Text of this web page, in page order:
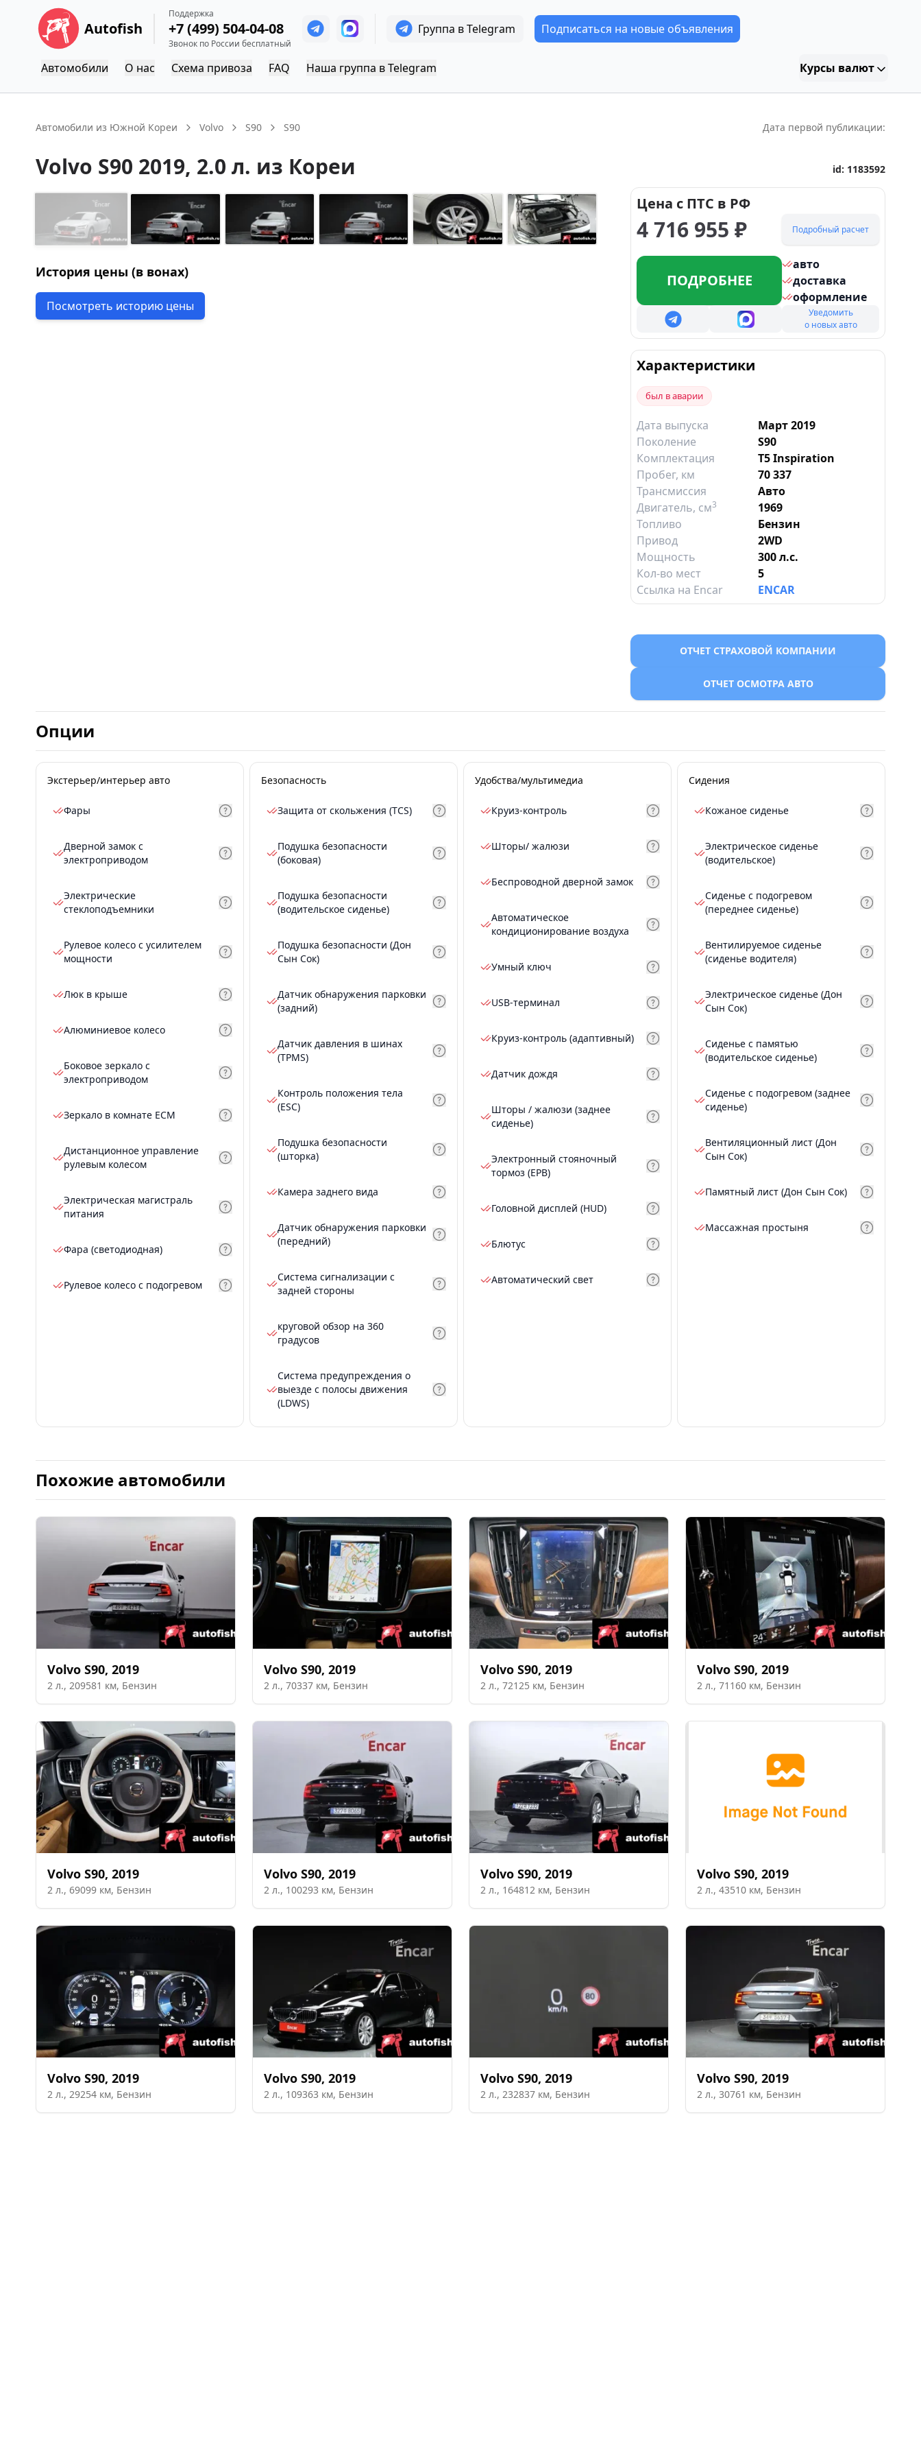
Autofish
Поддержка
+7 (499) 504-04-08
Звонок по России бесплатный
Группа в Telegram Подписаться на новые объявления
Автомобили О нас Схема привоза FAQ Наша группа в Telegram Курсы валют
Автомобили из Южной Кореи Volvo S90 S90 Дата первой публикации:
Volvo S90 2019, 2.0 л. из Кореи id: 1183592
История цены (в вонах)
Посмотреть историю цены
Цена с ПТС в РФ
4 716 955 ₽ Подробный расчет
ПОДРОБНЕЕ
авто
доставка
оформление
Уведомить
о новых авто
Характеристики
был в аварии
Дата выпуска
Март 2019
Поколение
S90
Комплектация
T5 Inspiration
Пробег, км
70 337
Трансмиссия
Авто
Двигатель, см3
1969
Топливо
Бензин
Привод
2WD
Мощность
300 л.с.
Кол-во мест
5
Ссылка на Encar
ENCAR
ОТЧЕТ СТРАХОВОЙ КОМПАНИИ
ОТЧЕТ ОСМОТРА АВТО
Опции
Экстерьер/интерьер авто
Фары
Дверной замок с
электроприводом
Электрические
стеклоподъемники
Рулевое колесо с усилителем
мощности
Люк в крыше
Алюминиевое колесо
Боковое зеркало с
электроприводом
Зеркало в комнате ECM
Дистанционное управление
рулевым колесом
Электрическая магистраль
питания
Фара (светодиодная)
Рулевое колесо с подогревом
Безопасность
Защита от скольжения (TCS)
Подушка безопасности
(боковая)
Подушка безопасности
(водительское сиденье)
Подушка безопасности (Дон
Сын Сок)
Датчик обнаружения парковки
(задний)
Датчик давления в шинах
(TPMS)
Контроль положения тела
(ESC)
Подушка безопасности
(шторка)
Камера заднего вида
Датчик обнаружения парковки
(передний)
Система сигнализации с
задней стороны
круговой обзор на 360
градусов
Система предупреждения о
выезде с полосы движения
(LDWS)
Удобства/мультимедиа
Круиз-контроль
Шторы/ жалюзи
Беспроводной дверной замок
Автоматическое
кондиционирование воздуха
Умный ключ
USB-терминал
Круиз-контроль (адаптивный)
Датчик дождя
Шторы / жалюзи (заднее
сиденье)
Электронный стояночный
тормоз (EPB)
Головной дисплей (HUD)
Блютус
Автоматический свет
Сидения
Кожаное сиденье
Электрическое сиденье
(водительское)
Сиденье с подогревом
(переднее сиденье)
Вентилируемое сиденье
(сиденье водителя)
Электрическое сиденье (Дон
Сын Сок)
Сиденье с памятью
(водительское сиденье)
Сиденье с подогревом (заднее
сиденье)
Вентиляционный лист (Дон
Сын Сок)
Памятный лист (Дон Сын Сок)
Массажная простыня
Похожие автомобили
Volvo S90, 2019
2 л., 209581 км, Бензин
Volvo S90, 2019
2 л., 70337 км, Бензин
Volvo S90, 2019
2 л., 72125 км, Бензин
Volvo S90, 2019
2 л., 71160 км, Бензин
Volvo S90, 2019
2 л., 69099 км, Бензин
Volvo S90, 2019
2 л., 100293 км, Бензин
Volvo S90, 2019
2 л., 164812 км, Бензин
Volvo S90, 2019
2 л., 43510 км, Бензин
Volvo S90, 2019
2 л., 29254 км, Бензин
Volvo S90, 2019
2 л., 109363 км, Бензин
Volvo S90, 2019
2 л., 232837 км, Бензин
Volvo S90, 2019
2 л., 30761 км, Бензин